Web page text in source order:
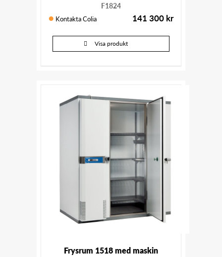
F1824
Kontakta Colia 141 300 kr
Visa produkt
Frysrum 1518 med maskin